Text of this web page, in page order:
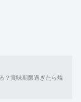
？賞味期限過ぎたら焼